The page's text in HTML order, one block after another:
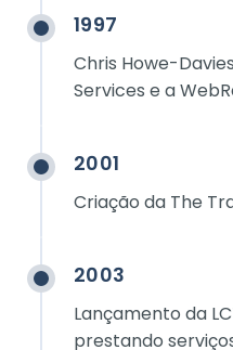
1997
Chris Howe-
Services e a
2001
Criação da The
2003
Lançamento da
prestando